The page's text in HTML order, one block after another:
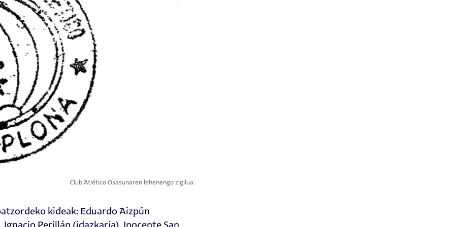
Club Atlético Osasunaren lehenengo zigilua.
kideak: Eduardo Aizpún
Perillán (idazkaria), Inocente San